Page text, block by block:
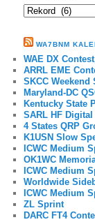
Kategorier
WA7BNM
WAE DX
ARRL EME
SKCC
Maryland-DC
Kentucky State
SARL HF
4 States QRP
K1USN Slow
ICWC Medium
OK1WC
ICWC Medium
Worldwide
ICWC Medium
ZL Sprint
DARC FT4